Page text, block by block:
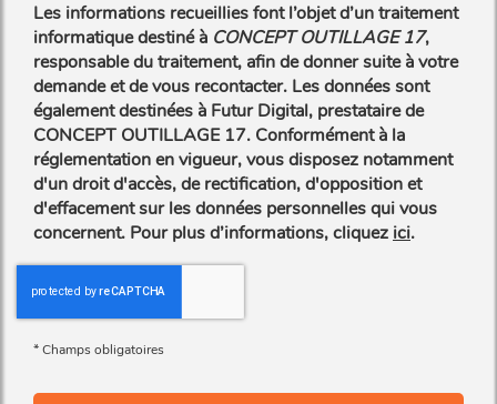
Les informations recueillies font l’objet d’un traitement
informatique destiné à CONCEPT OUTILLAGE 17,
responsable du traitement, afin de donner suite à votre
demande et de vous recontacter. Les données sont
également destinées à Futur Digital, prestataire de
CONCEPT OUTILLAGE 17. Conformément à la
réglementation en vigueur, vous disposez notamment
d'un droit d'accès, de rectification, d'opposition et
d'effacement sur les données personnelles qui vous
concernent. Pour plus d’informations, cliquez ici.
*Champs obligatoires